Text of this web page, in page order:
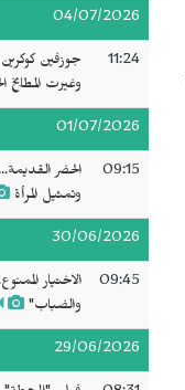
04/07/2026
11:24
جوزفين كوكرين
وغيرت المطابخ
01/07/2026
09:15
الحضر
وتمثيل المرأة
30/06/2026
09:45
الاختيار
والضباب"
29/06/2026